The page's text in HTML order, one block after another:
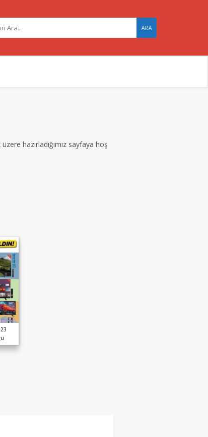
ARA
hazırladığımız sayfaya hoş